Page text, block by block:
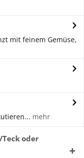
mit feinem Gemüse,
mehr
oder